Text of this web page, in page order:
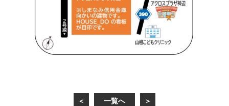
＜ 一覧へ ＞